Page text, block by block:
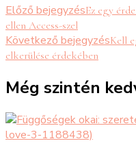
Előző bejegyzésEz egy
ellen Access-szel
Következő bejegyzésKell
elkerülése érdekében
Még szintén